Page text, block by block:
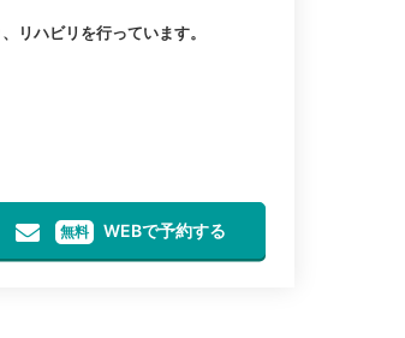
リハビリを行っています。
無料 WEBで予約する